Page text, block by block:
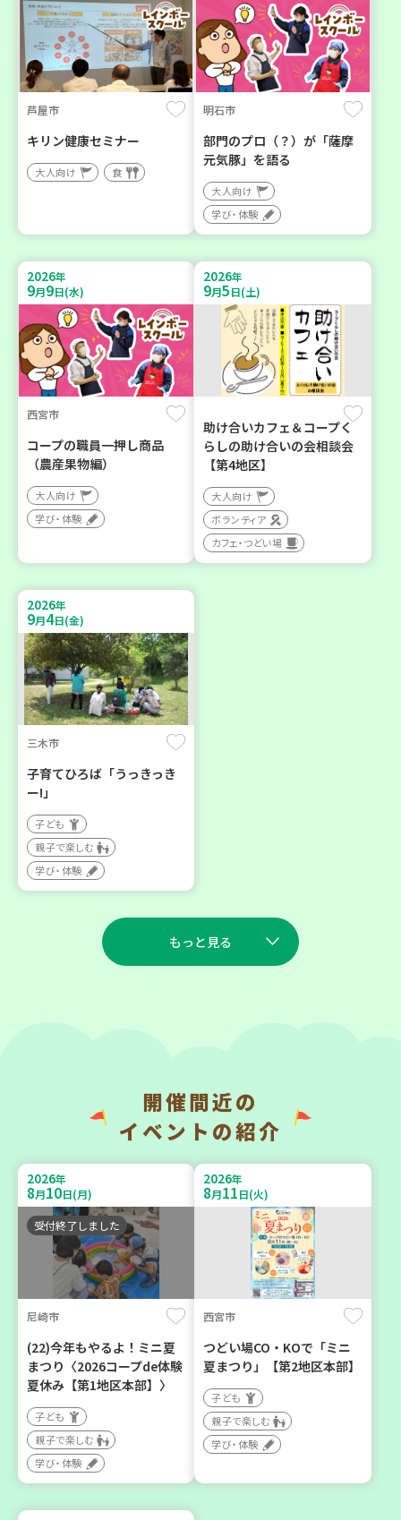
芦屋市
キリン健康セミナー
大人向け 食
明石市
部門のプロ（？）が「薩摩
元気豚」を語る
大人向け
学び・体験
2026年
9月9日(水)
西宮市
コープの職員一押し商品
（農産果物編）
大人向け
学び・体験
2026年
9月5日(土)
助け合いカフェ＆コープく
らしの助け合いの会相談会
【第4地区】
大人向け
ボランティア
カフェ・つどい場
2026年
9月4日(金)
三木市
子育てひろば「うっきっき
ー!」
子ども
親子で楽しむ
学び・体験
もっと見る
デニングで暮らしに癒しを
～ ＜デモ講座＞
大人向け
学び・体験
トック ～いつもの食材で備
えよう～
大人向け
平和・防災
2026年
8月1日(土)
明石市
2026年８月度 「子育てひ
ら高砂エリア～ 【第6地
2026年
10月31
神戸市西区
開催間近の
イベントの紹介
2026年
8月10日(月)
受付終了しました
尼崎市
(22)今年もやるよ！ミニ夏
まつり〈2026コープde体験
夏休み【第1地区本部】〉
子ども
親子で楽しむ
学び・体験
2026年
8月11日(火)
西宮市
つどい場CO・KOで「ミニ
夏まつり」【第2地区本部】
子ども
親子で楽しむ
学び・体験